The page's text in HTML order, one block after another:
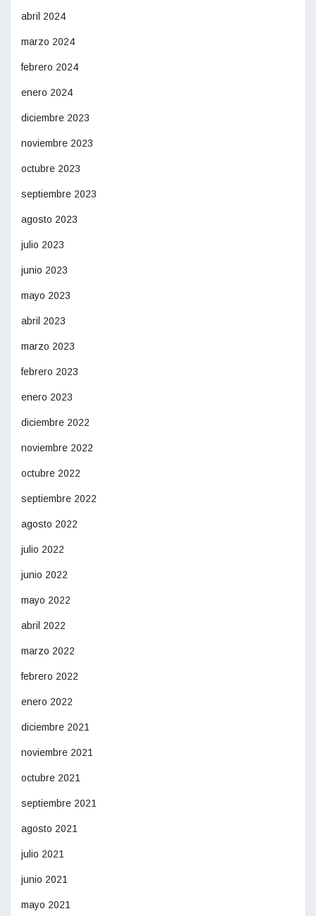
abril 2024
marzo 2024
febrero 2024
enero 2024
diciembre 2023
noviembre 2023
octubre 2023
septiembre 2023
agosto 2023
julio 2023
junio 2023
mayo 2023
abril 2023
marzo 2023
febrero 2023
enero 2023
diciembre 2022
noviembre 2022
octubre 2022
septiembre 2022
agosto 2022
julio 2022
junio 2022
mayo 2022
abril 2022
marzo 2022
febrero 2022
enero 2022
diciembre 2021
noviembre 2021
octubre 2021
septiembre 2021
agosto 2021
julio 2021
junio 2021
mayo 2021